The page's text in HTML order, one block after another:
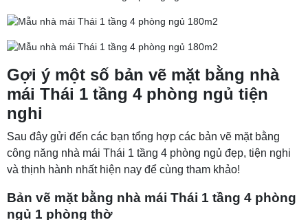
Gợi ý một số bản vẽ mặt bằng nhà
mái Thái 1 tầng 4 phòng ngủ tiện
nghi
Sau đây gửi đến các bạn tổng hợp các bản vẽ mặt bằng
công năng nhà mái Thái 1 tầng 4 phòng ngủ đẹp, tiện nghi
và thịnh hành nhất hiện nay để cùng tham khảo!
Bản vẽ mặt bằng nhà mái Thái 1 tầng 4 phòng
ngủ 1 phòng thờ